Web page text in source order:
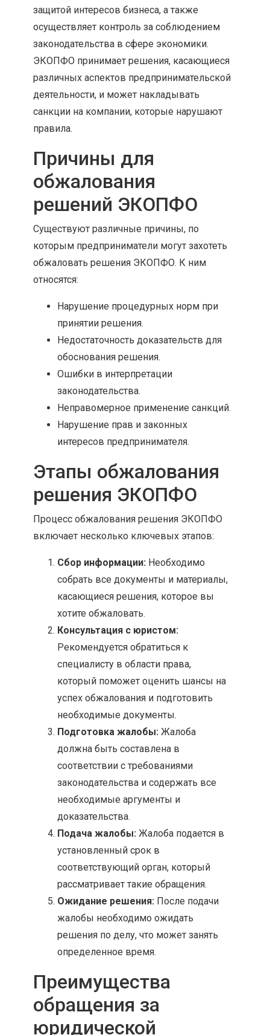
защитой интересов бизнеса, а также
осуществляет контроль за соблюдением
законодательства в сфере экономики.
ЭКОПФО принимает решения, касающиеся
различных аспектов предпринимательской
деятельности, и может накладывать
санкции на компании, которые нарушают
правила.
Причины для
обжалования
решений ЭКОПФО
Существуют различные причины, по
которым предприниматели могут захотеть
обжаловать решения ЭКОПФО. К ним
относятся:
Нарушение процедурных норм при
принятии решения.
Недостаточность доказательств для
обоснования решения.
Ошибки в интерпретации
законодательства.
Неправомерное применение санкций.
Нарушение прав и законных
интересов предпринимателя.
Этапы обжалования
решения ЭКОПФО
Процесс обжалования решения ЭКОПФО
включает несколько ключевых этапов:
Сбор информации: Необходимо
собрать все документы и материалы,
касающиеся решения, которое вы
хотите обжаловать.
Консультация с юристом:
Рекомендуется обратиться к
специалисту в области права,
который поможет оценить шансы на
успех обжалования и подготовить
необходимые документы.
Подготовка жалобы: Жалоба
должна быть составлена в
соответствии с требованиями
законодательства и содержать все
необходимые аргументы и
доказательства.
Подача жалобы: Жалоба подается в
установленный срок в
соответствующий орган, который
рассматривает такие обращения.
Ожидание решения: После подачи
жалобы необходимо ожидать
решения по делу, что может занять
определенное время.
Преимущества
обращения за
юридической